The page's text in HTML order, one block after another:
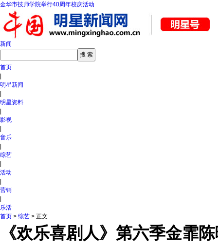
金华市技师学院举行40周年校庆活动
新闻
首页
明星新闻
明星资料
影视
音乐
综艺
活动
营销
乐活
首页 > 综艺 > 正文
《欢乐喜剧人》第六季金霏